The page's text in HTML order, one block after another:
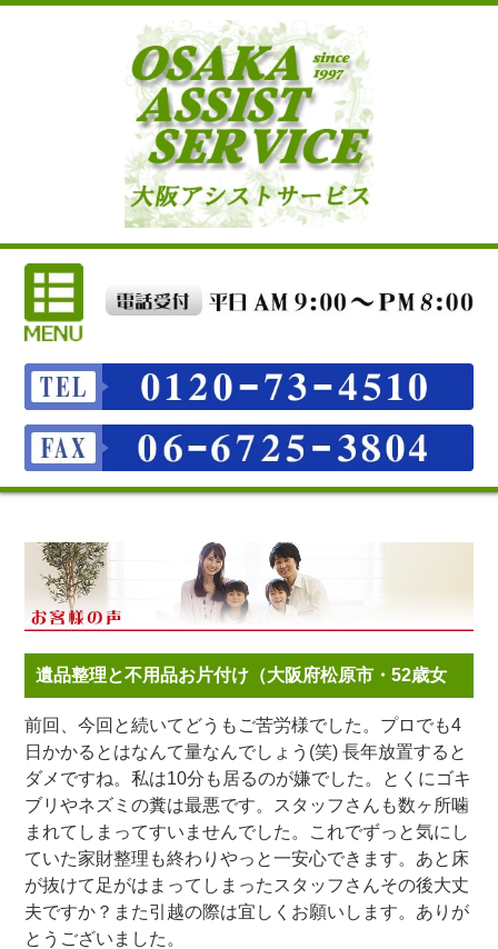
遺品整理と不用品お片付け（大阪府松原市・52歳女
性）
前回、今回と続いてどうもご苦労様でした。プロでも4
日かかるとはなんて量なんでしょう(笑) 長年放置すると
ダメですね。私は10分も居るのが嫌でした。とくにゴキ
ブリやネズミの糞は最悪です。スタッフさんも数ヶ所噛
まれてしまってすいませんでした。これでずっと気にし
ていた家財整理も終わりやっと一安心できます。あと床
が抜けて足がはまってしまったスタッフさんその後大丈
夫ですか？また引越の際は宜しくお願いします。ありが
とうございました。